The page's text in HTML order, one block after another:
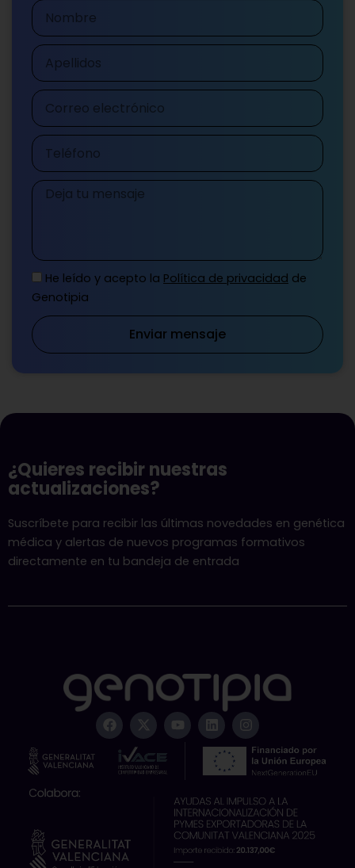
Nombre
Apellidos
Correo
electrónico
Teléfono
Mensaje
He leído y acepto la Política de privacidad de
Genotipia
Enviar mensaje
¿Quieres recibir nuestras
actualizaciones?
Suscríbete para recibir las últimas novedades en genética
médica y alertas de nuevos programas formativos
directamente en tu bandeja de entrada
F
a
c
X
-
t
w
i
Y
o
u
e
L
i
n
k
e
i
n
I
n
s
a
r
a
m